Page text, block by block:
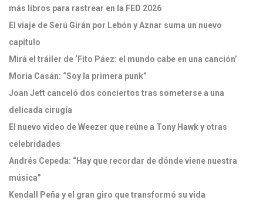
más libros para rastrear en la FED 2026
El viaje de Serú Girán por Lebón y Aznar suma un nuevo
capítulo
Mirá el tráiler de ‘Fito Páez: el mundo cabe en una canción’
Moria Casán: “Soy la primera punk”
Joan Jett canceló dos conciertos tras someterse a una
delicada cirugía
El nuevo video de Weezer que reúne a Tony Hawk y otras
celebridades
Andrés Cepeda: “Hay que recordar de dónde viene nuestra
música”
Kendall Peña y el gran giro que transformó su vida